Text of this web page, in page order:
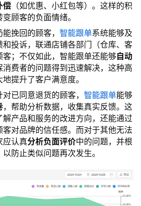
偿 （如优惠、小红包等）。这样的积
顾客的负面情绪。
挽回的顾客， 智能跟单系统能够及
和投诉，联通店铺各部门（仓库、客
客；不仅如此，智能跟单还能够自动
消费者的问题得到迅速解决，这种高
提升了客户满意度。
对已同意退货的顾客， 智能跟单能够
，帮助分析数据，收集真实反馈。这
解产品和服务的改进方向，还能通过
对品牌的信任感。而对于其他无法
应认真分析负面评价中的问题，并根
防止类似问题再次发生。